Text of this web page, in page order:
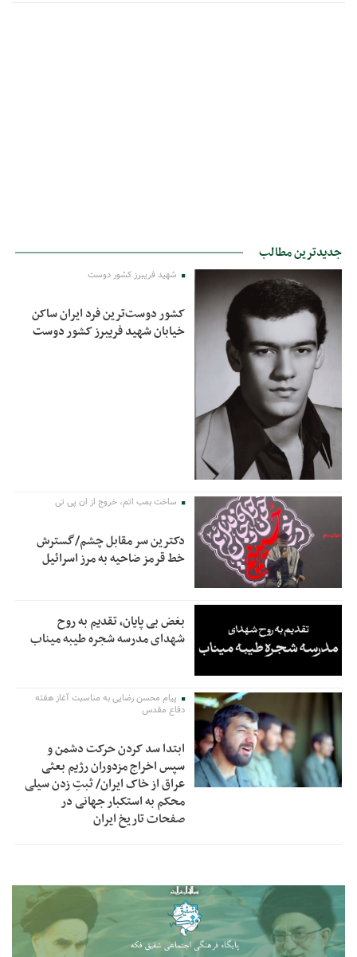
جدیدترین مطالب
شهید فریبرز کشور دوست
کشور دوست‌ترین فرد ایران ساکن
خیابان شهید فریبرز کشور دوست
ساخت بمب اتم، خروج از ان پی تی
دکترین سر مقابل چشم/گسترش
خط قرمز ضاحیه به مرز اسرائیل
بغض بی پایان، تقدیم به روح
شهدای مدرسه شجره طیبه میناب
پیام محسن رضایی به مناسبت آغاز هفته
دفاع مقدس
ابتدا سد کردن حرکت دشمن و
سپس اخراج مزدوران رژیم بعثی
عراق از خاک ایران/ ثبتِ زدن سیلی
محکم به استکبار جهانی در
صفحات تاریخ ایران